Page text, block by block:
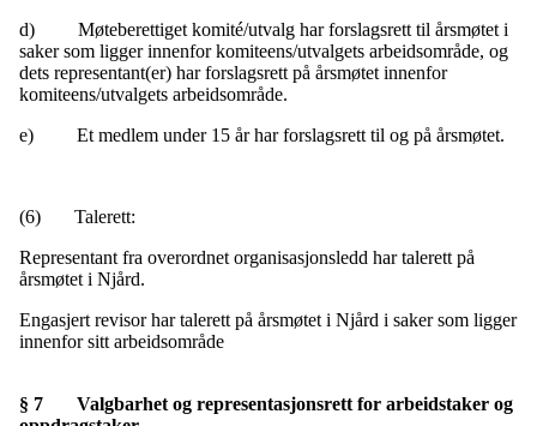
d) Møteberettiget komité/utvalg har forslagsrett til årsmøtet i
saker som ligger innenfor komiteens/utvalgets arbeidsområde, og
dets representant(er) har forslagsrett på årsmøtet innenfor
komiteens/utvalgets arbeidsområde.
e) Et medlem under 15 år har forslagsrett til og på årsmøtet.
(6) Talerett:
Representant fra overordnet organisasjonsledd har talerett på
årsmøtet i Njård.
Engasjert revisor har talerett på årsmøtet i Njård i saker som ligger
innenfor sitt arbeidsområde
§ 7 Valgbarhet og representasjonsrett for arbeidstaker og